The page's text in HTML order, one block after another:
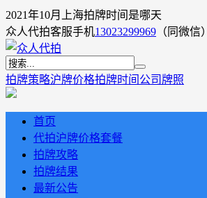
2021年10月上海拍牌时间是哪天
众人代拍客服手机13023299969 （同微信）
拍牌策略沪牌价格拍牌时间 公司牌照
首页
代拍沪牌价格套餐
拍牌攻略
拍牌结果
最新公告